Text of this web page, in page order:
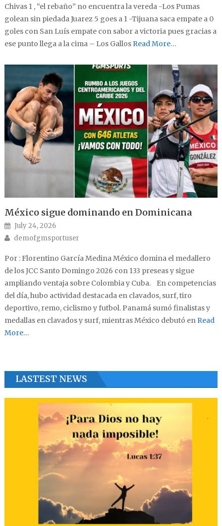
Chivas 1 , “el rebaño” no encuentra la vereda -Los Pumas
golean sin piedada Juarez 5 goes a 1 -Tijuana saca empate a 0
goles con San Luís empate con sabor a victoria pues gracias a
ese punto llega a la cima – Los GallosRead More…
México sigue dominando en Dominicana
Posted on
July 24, 2026
Author
demofgmsportuser
Por : Florentino García Medina México domina el medallero
de los JCC Santo Domingo 2026 con 133 preseas y sigue
ampliando ventaja sobre Colombia y Cuba. En competencias
del día, hubo actividad destacada en clavados, surf, tiro
deportivo, remo, ciclismo y futbol. Panamá sumó finalistas y
medallas en clavados y surf, mientras México debutó enRead
More…
LASTEST NEWS